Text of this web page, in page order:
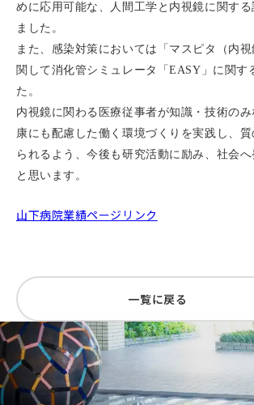
めに応用可能な、人間工学と内視鏡に関する
ました。
また、感染対策においては「マスピタ（内
関して消化管シミュレータ「EASY」に関す
た。
内視鏡に関わる医療従事者が知識・技術の
康にも配慮した働く環境づくりを実践し、 質
られるよう、今後も研究活動に励み、社会
と思います。
山下病院業績ページリンク
一覧に戻る